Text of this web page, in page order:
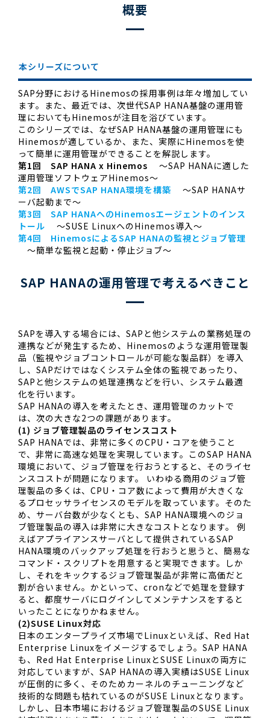
概要
本シリーズについて
SAP分野におけるHinemosの採用事例は年々増加してい
ます。また、最近では、次世代SAP HANA基盤の運用管
理においてもHinemosが注目を浴びています。
このシリーズでは、なぜSAP HANA基盤の運用管理にも
Hinemosが適しているか、また、実際にHinemosを使
って簡単に運用管理ができることを解説します。
第1回 SAP HANA x Hinemos ～SAP HANAに適した
運用管理ソフトウェアHinemos～
第2回 AWSでSAP HANA環境を構築 ～SAP HANAサ
ーバ起動まで～
第3回 SAP HANAへのHinemosエージェントのインス
トール ～SUSE LinuxへのHinemos導入～
第4回 HinemosによるSAP HANAの監視とジョブ管理
～簡単な監視と起動・停止ジョブ～
SAP HANAの運用管理で考えるべきこと
SAPを導入する場合には、SAPと他システムの業務処理の
連携などが発生するため、Hinemosのような運用管理製
品（監視やジョブコントロールが可能な製品群）を導入
し、SAPだけではなくシステム全体の監視であったり、
SAPと他システムの処理連携などを行い、システム最適
化を行います。
SAP HANAの導入を考えたとき、運用管理のカットで
は、次の大きな2つの課題があります。
(1) ジョブ管理製品のライセンスコスト
SAP HANAでは、非常に多くのCPU・コアを使うこと
で、非常に高速な処理を実現しています。このSAP HANA
環境において、ジョブ管理を行おうとすると、そのライセ
ンスコストが問題になります。 いわゆる商用のジョブ管
理製品の多くは、CPU・コア数によって費用が大きくな
るプロセッサライセンスのモデルを取っています。そのた
め、サーバ台数が少なくとも、SAP HANA環境へのジョ
ブ管理製品の導入は非常に大きなコストとなります。 例
えばアプライアンスサーバとして提供されているSAP
HANA環境のバックアップ処理を行おうと思うと、簡易な
コマンド・スクリプトを用意すると実現できます。しか
し、それをキックするジョブ管理製品が非常に高価だと
割が合いません。かといって、cronなどで処理を登録す
ると、都度サーバにログインしてメンテナンスをすると
いったことになりかねません。
(2)SUSE Linux対応
日本のエンタープライズ市場でLinuxといえば、Red Hat
Enterprise Linuxをイメージするでしょう。SAP HANA
も、Red Hat Enterprise LinuxとSUSE Linuxの両方に
対応していますが、SAP HANAの導入実績はSUSE Linux
が圧倒的に多く、そのためカーネルのチューニングなど
技術的な問題も枯れているのがSUSE Linuxとなります。
しかし、日本市場におけるジョブ管理製品のSUSE Linux